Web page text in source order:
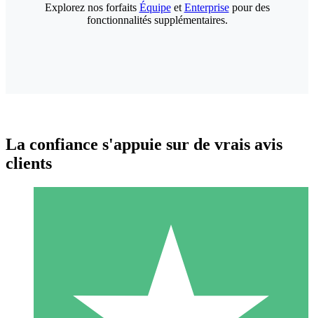
Packs de Crédits Individuels
Payez à l'utilisation avec des crédits de téléchargement. Sans
Explorez nos forfaits Équipeet Enterprisepour des
fonctionnalités supplémentaires.
La confiance s'appuie sur de vrais avis
clients